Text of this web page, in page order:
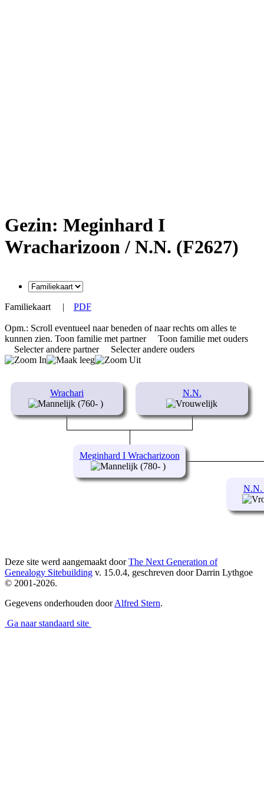
Gezin: Meginhard I
Wracharizoon / N.N. (F2627)
Familiekaart | PDF
Opm.: Scroll eventueel naar beneden of naar rechts om alles te
kunnen zien. Toon familie met partner
Toon familie met ouders
Selecter andere partner
Selecter andere ouders
Wrachari
(760- )
N.N.
Meginhard I Wracharizoon
(780- )
N.N.
Deze site werd aangemaakt doorThe Next Generation of
Genealogy Sitebuilding v. 15.0.4, geschreven door Darrin Lythgoe
© 2001-2026.
Gegevens onderhouden doorAlfred Stern.
Ga naar standaard site